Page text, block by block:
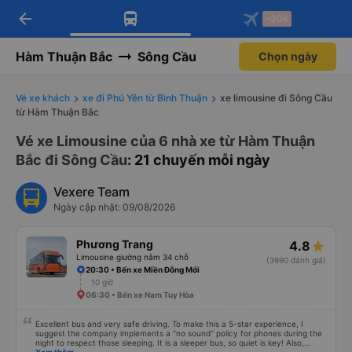
Tải app Vexere ngay!
Nhận ưu đãi thành viên độc
Mở app
Tải app Vexere
-30k/ghế khi đặt vé máy bay qua
Mở app
arrow_back -30k
Hàm Thuận Bắc Sông Cầu Chọn ngày
Vé xe khách xe đi Phú Yên từ Bình Thuận
xe limousine đi Sông Cầu
từ Hàm Thuận Bắc
Vé xe Limousine của 6 nhà xe từ Hàm Thuận
Bắc đi Sông Cầu: 21 chuyến mỗi ngày
Vexere Team
Ngày cập nhật: 09/08/2026
Phương Trang
Limousine giường nằm 34 chỗ
4.8
(3990 đánh giá)
20:30 • Bến xe Miền Đông Mới
10 giờ
06:30 • Bến xe Nam Tuy Hòa
Excellent bus and very safe driving. To make this a 5-star experience, I
suggest the company implements a "no sound" policy for phones during the
night to respect those sleeping. It is a sleeper bus, so quiet is key! Also,